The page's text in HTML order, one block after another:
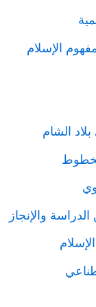
الإسلام
الشام
والإنجاز